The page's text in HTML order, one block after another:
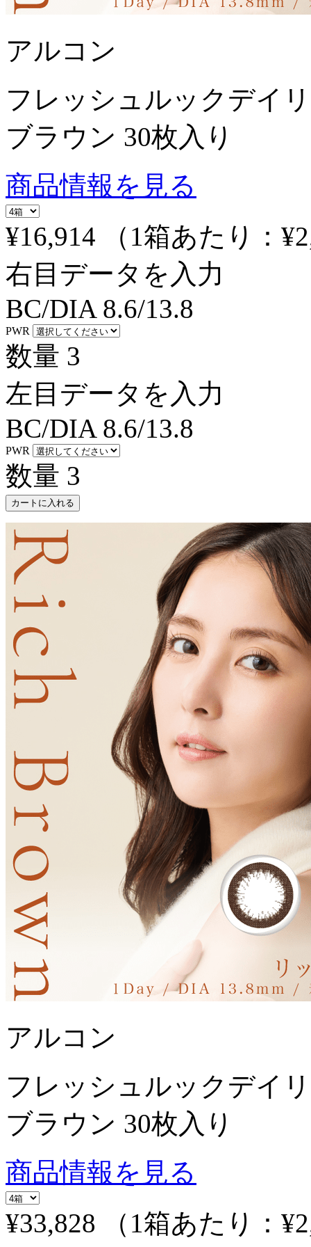
アルコン
フレッシュルックデイ
ブラウン 30枚入り
商品情報を見る
¥16,914
（1箱あたり：
右目データを入力
BC/DIA 8.6/13.8
PWR
数量 3
左目データを入力
BC/DIA 8.6/13.8
PWR
数量 3
カートに入れる
アルコン
フレッシュルックデイ
ブラウン 30枚入り
商品情報を見る
¥33,828
（1箱あたり：